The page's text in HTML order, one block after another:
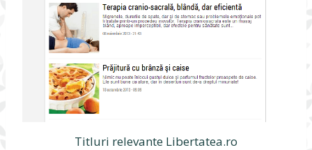
Titluri relevante Libertatea.ro